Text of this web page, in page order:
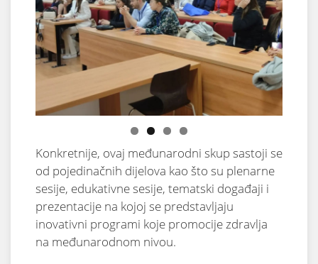
Konkretnije, ovaj međunarodni skup sastoji se
od pojedinačnih dijelova kao što su plenarne
sesije, edukativne sesije, tematski događaji i
prezentacije na kojoj se predstavljaju
inovativni programi koje promocije zdravlja
na međunarodnom nivou.